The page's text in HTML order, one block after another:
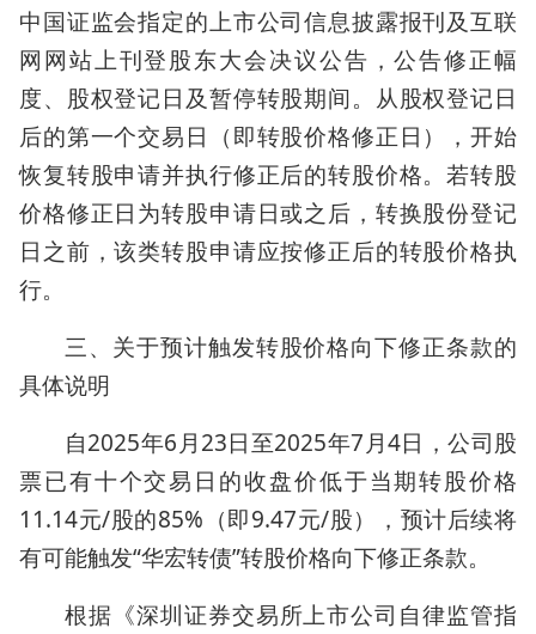
中国证监会指定的上市公司信息披露报刊及互联
网网站上刊登股东大会决议公告，公告修正幅
度、股权登记日及暂停转股期间。从股权登记日
后的第一个交易日（即转股价格修正日），开始
恢复转股申请并执行修正后的转股价格。若转股
价格修正日为转股申请日或之后，转换股份登记
日之前，该类转股申请应按修正后的转股价格执
行。
三、关于预计触发转股价格向下修正条款的
具体说明
自2025年6月23日至2025年7月4日，公司股
票已有十个交易日的收盘价低于当期转股价格
11.14元/股的85%（即9.47元/股），预计后续将
有可能触发“华宏转债”转股价格向下修正条款。
根据《深圳证券交易所上市公司自律监管指